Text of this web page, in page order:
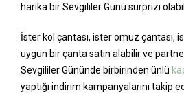
harika bir Sevgililer Günü sürprizi
İster kol çantası, ister omuz çantası,
uygun bir çanta satın alabilir ve
Sevgililer Gününde birbirinden ünlü
yaptığı indirim kampanyalarını takip